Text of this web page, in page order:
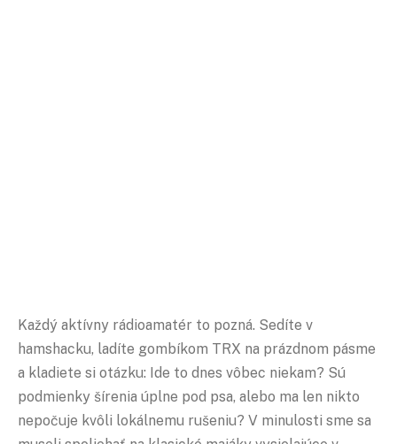
Každý aktívny rádioamatér to pozná. Sedíte v
hamshacku, ladíte gombíkom TRX na prázdnom pásme
a kladiete si otázku: Ide to dnes vôbec niekam? Sú
podmienky šírenia úplne pod psa, alebo ma len nikto
nepočuje kvôli lokálnemu rušeniu? V minulosti sme sa